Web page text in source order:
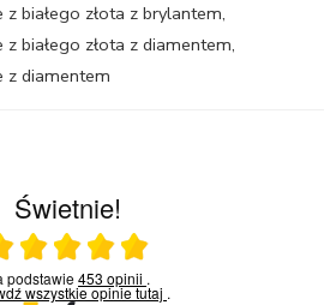
białego złota z brylantem,
białego złota z diamentem,
z diamentem
Świetnie!
Ocena średnia 5 na 5
podstawie453 opinii .
wszystkie opinietutaj .